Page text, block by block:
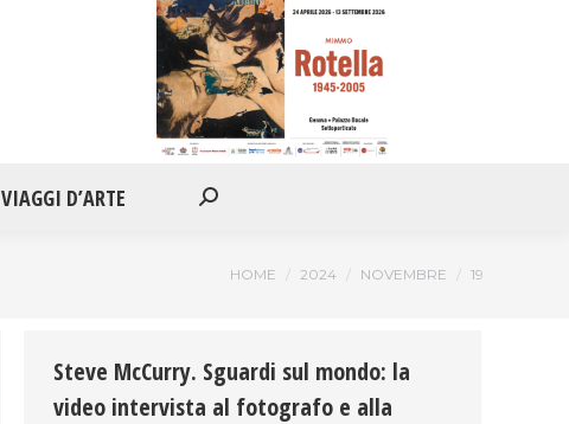
VIAGGI D’ARTE Cerca:
Tu sei qui:
HOME 2024 NOVEMBRE 19
Steve McCurry. Sguardi sul mondo: la
video intervista al fotografo e alla
APPUNTAMENTI VIAGGI D’ARTE